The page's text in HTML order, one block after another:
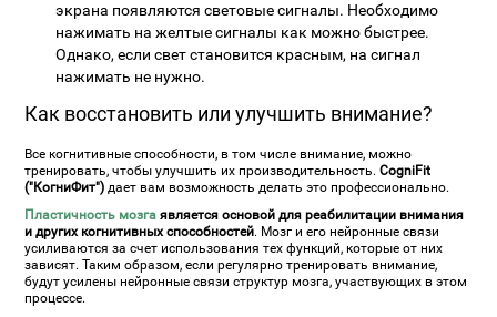
экрана появляются световые сигналы. Необходимо
нажимать на желтые сигналы как можно быстрее.
Однако, если свет становится красным, на сигнал
нажимать не нужно.
Как восстановить или улучшить внимание?
Все когнитивные способности, в том числе внимание, можно
тренировать, чтобы улучшить их производительность.CogniFit
("КогниФит") дает вам возможность делать это профессионально.
Пластичность мозга является основой для реабилитации внимания
и других когнитивных способностей. Мозг и его нейронные связи
усиливаются за счет использования тех функций, которые от них
зависят. Таким образом, если регулярно тренировать внимание,
будут усилены нейронные связи структур мозга, участвующих в этом
процессе.